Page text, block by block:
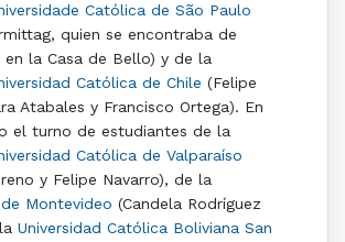
Católica de São Paulo
quien se encontraba de
la Casa de Bello) y de la
Católica de Chile (Felipe
Atabales y Francisco Ortega). En
el turno de estudiantes de la
Católica de Valparaíso
y Felipe Navarro), de la
Montevideo (Candela Rodríguez
Universidad Católica Boliviana San